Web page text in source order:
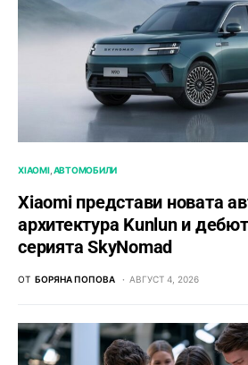
XIAOMI АВТОМОБИЛИ
Xiaomi представи новата
архитектура Kunlun и
серията SkyNomad
ОТ БОРЯНА ПОПОВА АВГУСТ 4, 2026